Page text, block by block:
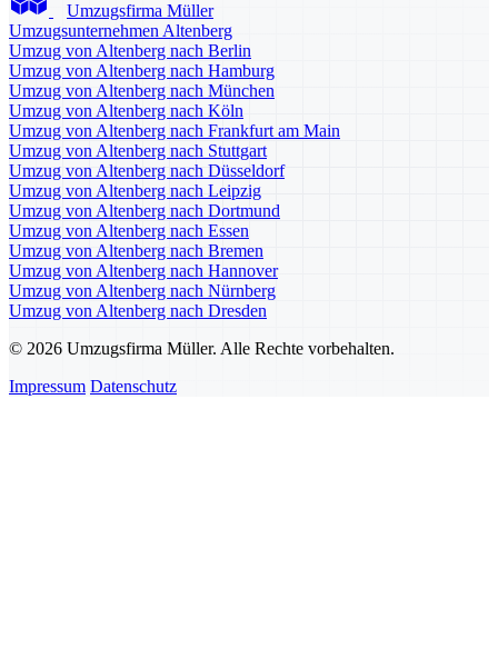
Umzugsfirma Müller
Umzugsunternehmen Altenberg
Umzug von Altenberg nach Berlin
Umzug von Altenberg nach Hamburg
Umzug von Altenberg nach München
Umzug von Altenberg nach Köln
Umzug von Altenberg nach Frankfurt am Main
Umzug von Altenberg nach Stuttgart
Umzug von Altenberg nach Düsseldorf
Umzug von Altenberg nach Leipzig
Umzug von Altenberg nach Dortmund
Umzug von Altenberg nach Essen
Umzug von Altenberg nach Bremen
Umzug von Altenberg nach Hannover
Umzug von Altenberg nach Nürnberg
Umzug von Altenberg nach Dresden
© 2026 Umzugsfirma Müller. Alle Rechte vorbehalten.
Impressum Datenschutz